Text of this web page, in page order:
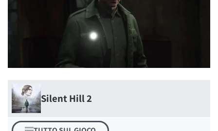
Silent Hill 2